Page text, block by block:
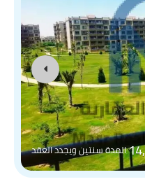
المدة سنتين ويجدد العقد